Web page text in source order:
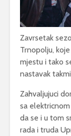
Zavrsetak
Trnopolju,
mjestu i tako
nastavak
Zahvaljujuci
sa
da se i u tom
rada i truda